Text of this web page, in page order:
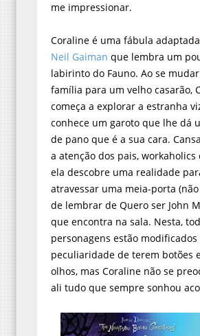
me impressionar.
Coraline é uma fábula adaptada
Neil Gaiman que lembra um
labirinto do Fauno. Ao se
família para um velho casarão,
começa a explorar a estranha
conhece um garoto que lhe dá
de pano que é a sua cara.
a atenção dos pais, workaholics
ela descobre uma realidade
atravessar uma meia-porta
de lembrar de Quero ser John
que encontra na sala. Nesta,
personagens estão modificados
peculiaridade de terem botões
olhos, mas Coraline não se
ali tudo que sempre sonhou